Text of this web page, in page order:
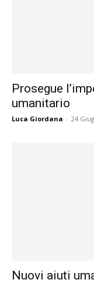
Prosegue
umanitario
Luca Giordana - 24
Nuovi aiuti